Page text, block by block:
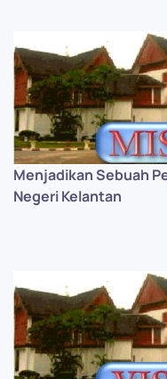
Menjadikan Sebuah
Negeri Kelantan